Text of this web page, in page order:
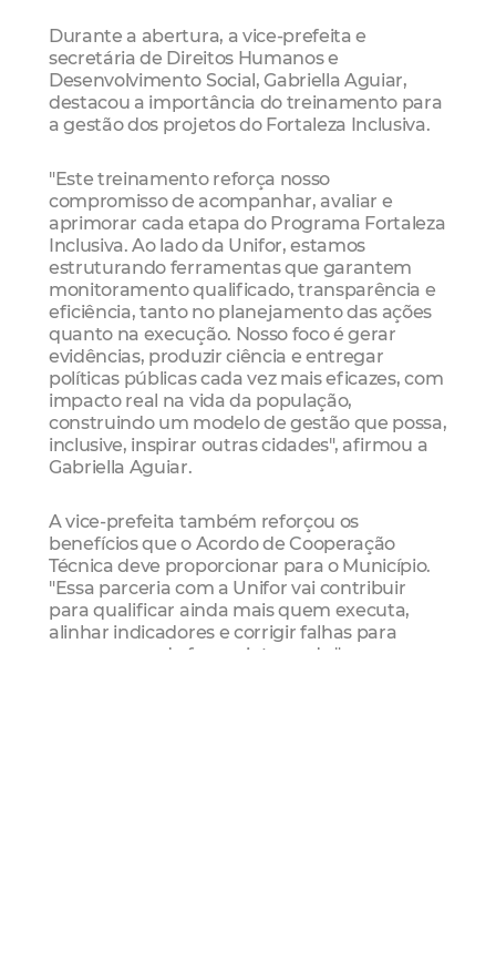
Durante a abertura, a vice-prefeita e
secretária de Direitos Humanos e
Desenvolvimento Social, Gabriella Aguiar,
destacou a importância do treinamento para
a gestão dos projetos do Fortaleza Inclusiva.
"Este treinamento reforça nosso
compromisso de acompanhar, avaliar e
aprimorar cada etapa do Programa Fortaleza
Inclusiva. Ao lado da Unifor, estamos
estruturando ferramentas que garantem
monitoramento qualificado, transparência e
eficiência, tanto no planejamento das ações
quanto na execução. Nosso foco é gerar
evidências, produzir ciência e entregar
políticas públicas cada vez mais eficazes, com
impacto real na vida da população,
construindo um modelo de gestão que possa,
inclusive, inspirar outras cidades", afirmou a
Gabriella Aguiar.
A vice-prefeita também reforçou os
benefícios que o Acordo de Cooperação
Técnica deve proporcionar para o Município.
"Essa parceria com a Unifor vai contribuir
para qualificar ainda mais quem executa,
alinhar indicadores e corrigir falhas para
avançarmos de forma integrada."